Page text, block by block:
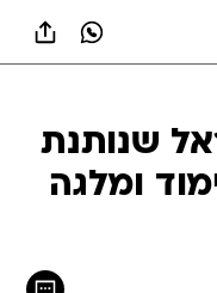
שנותנת
ומלגה